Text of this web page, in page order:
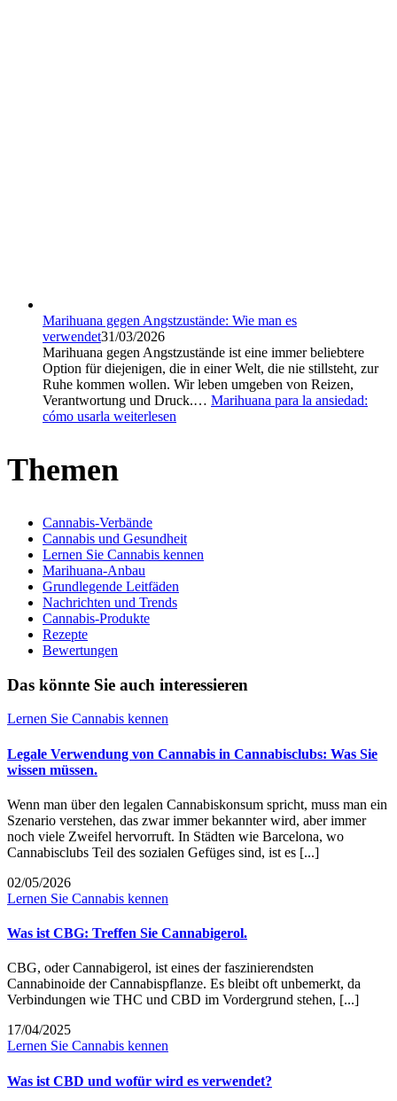
Marihuana gegen Angstzustände: Wie man es
verwendet31/03/2026
Marihuana gegen Angstzustände ist eine immer beliebtere
Option für diejenigen, die in einer Welt, die nie stillsteht, zur
Ruhe kommen wollen. Wir leben umgeben von Reizen,
Verantwortung und Druck.… Marihuana para la ansiedad:
cómo usarla weiterlesen
Themen
Cannabis-Verbände
Cannabis und Gesundheit
Lernen Sie Cannabis kennen
Marihuana-Anbau
Grundlegende Leitfäden
Nachrichten und Trends
Cannabis-Produkte
Rezepte
Bewertungen
Das könnte Sie auch interessieren
Lernen Sie Cannabis kennen
Legale Verwendung von Cannabis in Cannabisclubs: Was Sie
wissen müssen.
Wenn man über den legalen Cannabiskonsum spricht, muss man ein
Szenario verstehen, das zwar immer bekannter wird, aber immer
noch viele Zweifel hervorruft. In Städten wie Barcelona, wo
Cannabisclubs Teil des sozialen Gefüges sind, ist es [...]
02/05/2026
Lernen Sie Cannabis kennen
Was ist CBG: Treffen Sie Cannabigerol.
CBG, oder Cannabigerol, ist eines der faszinierendsten
Cannabinoide der Cannabispflanze. Es bleibt oft unbemerkt, da
Verbindungen wie THC und CBD im Vordergrund stehen, [...]
17/04/2025
Lernen Sie Cannabis kennen
Was ist CBD und wofür wird es verwendet?